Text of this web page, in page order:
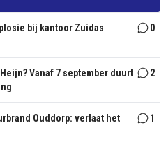
bij kantoor Zuidas
0
Vanaf 7 september duurt
2
Ouddorp: verlaat het
1